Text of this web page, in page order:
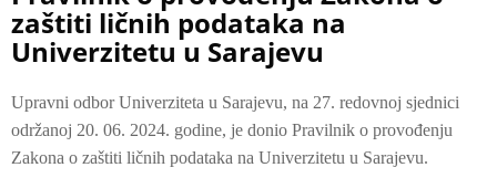
zaštiti ličnih podataka na
Univerzitetu u Sarajevu
Upravni odbor Univerziteta u Sarajevu, na 27. redovnoj sjednici
održanoj 20. 06. 2024. godine, je donio Pravilnik o provođenju
Zakona o zaštiti ličnih podataka na Univerzitetu u Sarajevu.